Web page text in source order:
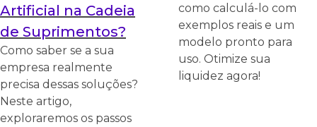
Artificial na Cadeia
de Suprimentos?
Como saber se a sua
empresa realmente
precisa dessas soluções?
Neste artigo,
exploraremos os passos
como calculá-lo com
exemplos reais e um
modelo pronto para
uso. Otimize sua
liquidez agora!